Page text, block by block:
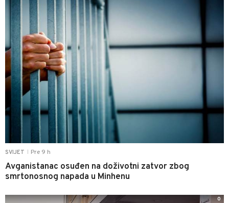
SVIJET Pre 9 h
Avganistanac osuđen na doživotni zatvor zbog
smrtonosnog napada u Minhenu
0